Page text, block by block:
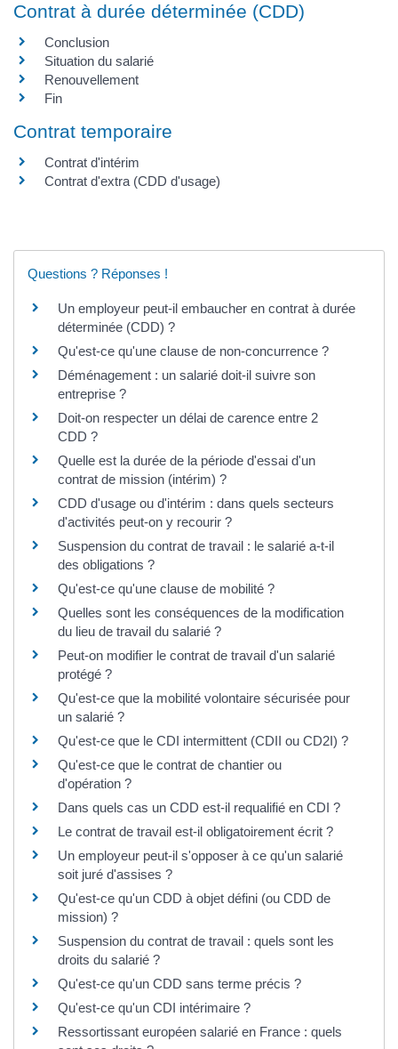
Contrat à durée déterminée (CDD)
Conclusion
Situation du salarié
Renouvellement
Fin
Contrat temporaire
Contrat d'intérim
Contrat d'extra (CDD d'usage)
Questions ? Réponses !
Un employeur peut-il embaucher en contrat à durée
déterminée (CDD) ?
Qu'est-ce qu'une clause de non-concurrence ?
Déménagement : un salarié doit-il suivre son
entreprise ?
Doit-on respecter un délai de carence entre 2
CDD ?
Quelle est la durée de la période d'essai d'un
contrat de mission (intérim) ?
CDD d'usage ou d'intérim : dans quels secteurs
d'activités peut-on y recourir ?
Suspension du contrat de travail : le salarié a-t-il
des obligations ?
Qu'est-ce qu'une clause de mobilité ?
Quelles sont les conséquences de la modification
du lieu de travail du salarié ?
Peut-on modifier le contrat de travail d'un salarié
protégé ?
Qu'est-ce que la mobilité volontaire sécurisée pour
un salarié ?
Qu'est-ce que le CDI intermittent (CDII ou CD2I) ?
Qu'est-ce que le contrat de chantier ou
d'opération ?
Dans quels cas un CDD est-il requalifié en CDI ?
Le contrat de travail est-il obligatoirement écrit ?
Un employeur peut-il s'opposer à ce qu'un salarié
soit juré d'assises ?
Qu'est-ce qu'un CDD à objet défini (ou CDD de
mission) ?
Suspension du contrat de travail : quels sont les
droits du salarié ?
Qu'est-ce qu'un CDD sans terme précis ?
Qu'est-ce qu'un CDI intérimaire ?
Ressortissant européen salarié en France : quels